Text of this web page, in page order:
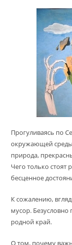
Прогуливаясь по
окружающей
природа,
Чего только стоят
бесценное
К сожалению,
мусор. Безусловно
родной край.
О том, почему